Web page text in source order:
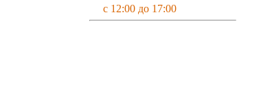
с 12:00 до 17:00